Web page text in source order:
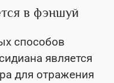
в фэншуй
способов
является
для отражения